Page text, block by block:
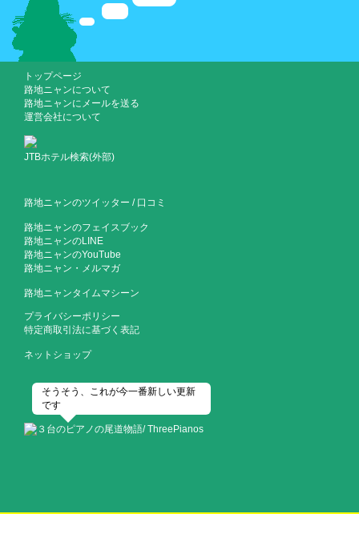
トップページ
路地ニャンについて
路地ニャンにメールを送る
運営会社について
JTBホテル検索(外部)
路地ニャンのツイッター / 口コミ
路地ニャンのフェイスブック
路地ニャンのLINE
路地ニャンのYouTube
路地ニャン・メルマガ
路地ニャンタイムマシーン
プライバシーポリシー
特定商取引法に基づく表記
ネットショップ
そうそう、これが今一番新しい更新
です